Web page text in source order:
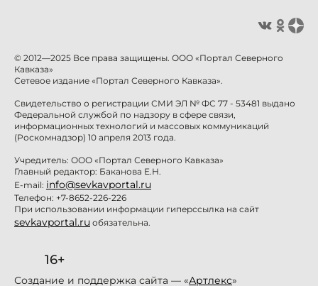
© 2012—2025 Все права защищены. ООО «Портал Северного
Кавказа»
Сетевое издание «Портал Северного Кавказа».
Свидетельство о регистрации СМИ ЭЛ № ФС 77 - 53481 выдано
Федеральной службой по надзору в сфере связи,
информационных технологий и массовых коммуникаций
(Роскомнадзор) 10 апреля 2013 года.
Учредитель: ООО «Портал Северного Кавказа»
Главный редактор: Баканова Е.Н.
E-mail: info@sevkavportal.ru
Телефон: +7-8652-226-226
При использовании информации гиперссылка на сайт
sevkavportal.ru обязательна.
16+
Создание и поддержка сайта — «Артлекс»